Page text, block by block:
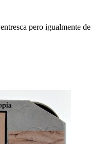
pero igualmente de